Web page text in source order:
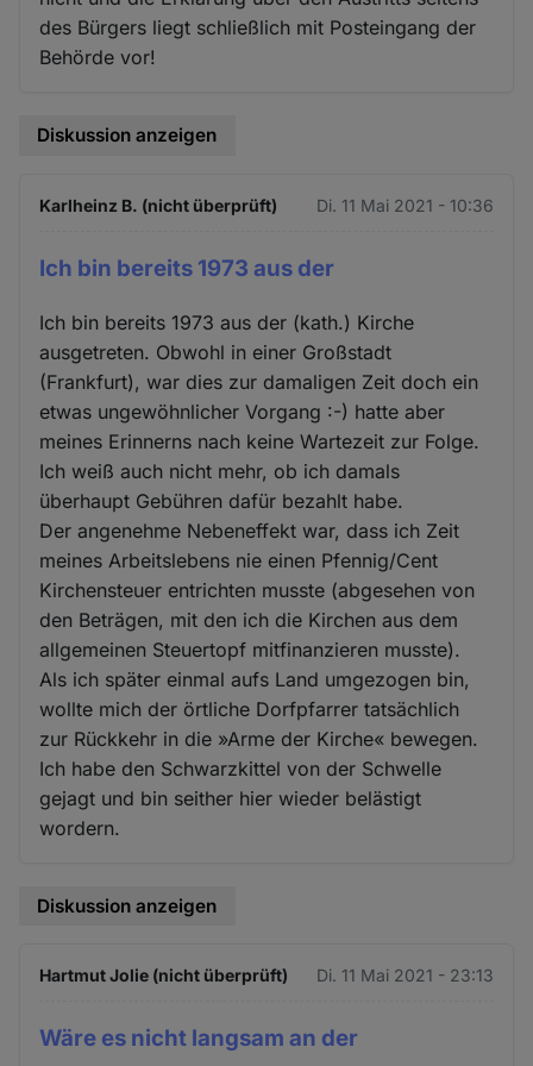
des Bürgers liegt schließlich mit Posteingang der
Behörde vor!
Diskussion anzeigen
Karlheinz B. (nicht überprüft) Di. 11 Mai 2021 - 10:36
Ich bin bereits 1973 aus der
Ich bin bereits 1973 aus der (kath.) Kirche
ausgetreten. Obwohl in einer Großstadt
(Frankfurt), war dies zur damaligen Zeit doch ein
etwas ungewöhnlicher Vorgang :-) hatte aber
meines Erinnerns nach keine Wartezeit zur Folge.
Ich weiß auch nicht mehr, ob ich damals
überhaupt Gebühren dafür bezahlt habe.
Der angenehme Nebeneffekt war, dass ich Zeit
meines Arbeitslebens nie einen Pfennig/Cent
Kirchensteuer entrichten musste (abgesehen von
den Beträgen, mit den ich die Kirchen aus dem
allgemeinen Steuertopf mitfinanzieren musste).
Als ich später einmal aufs Land umgezogen bin,
wollte mich der örtliche Dorfpfarrer tatsächlich
zur Rückkehr in die »Arme der Kirche« bewegen.
Ich habe den Schwarzkittel von der Schwelle
gejagt und bin seither hier wieder belästigt
wordern.
Diskussion anzeigen
Hartmut Jolie (nicht überprüft) Di. 11 Mai 2021 - 23:13
Wäre es nicht langsam an der